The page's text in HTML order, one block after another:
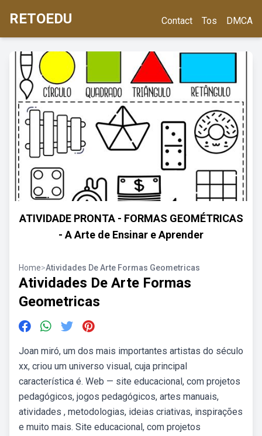
RETOEDU Contact Tos DMCA
ATIVIDADE PRONTA - FORMAS GEOMÉTRICAS
- A Arte de Ensinar e Aprender
Home>Atividades De Arte Formas Geometricas
Atividades De Arte Formas
Geometricas
Joan miró, um dos mais importantes artistas do século
xx, criou um universo visual, cuja principal
característica é. Web — site educacional, com projetos
pedagógicos, jogos pedagógicos, artes manuais,
atividades , metodologias, ideias criativas, inspirações
e muito mais. Site educacional, com projetos